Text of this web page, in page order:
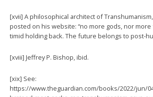
[xvii] A philosophical architect of
posted on his website: “no more gods, nor
timid holding back. The future belongs to post-
[xviii] Jeffrey P. Bishop, ibid.
[xix] See:
https://www.theguardian.com/books/2022/jun/